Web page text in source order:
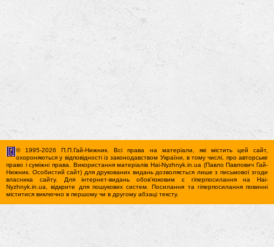
© 1995-2026 П.П.Гай-Нижник. Всі права на матеріали, які містить цей сайт,
охороняються у відповідності із законодавством України, в тому числі, про авторське
право і суміжні права. Використання матерiалiв Hai-Nyzhnyk.in.ua (Павло Павлович Гай-
Нижник. Особистий сайт) для друкованих видань дозволяється лише з письмової згоди
власника сайту. Для iнтернет-видань обов'язковим є гiперпосилання на Hai-
Nyzhnyk.in.ua, відкрите для пошукових систем. Посилання та гіперпосилання повинні
міститися виключно в першому чи в другому абзаці тексту.